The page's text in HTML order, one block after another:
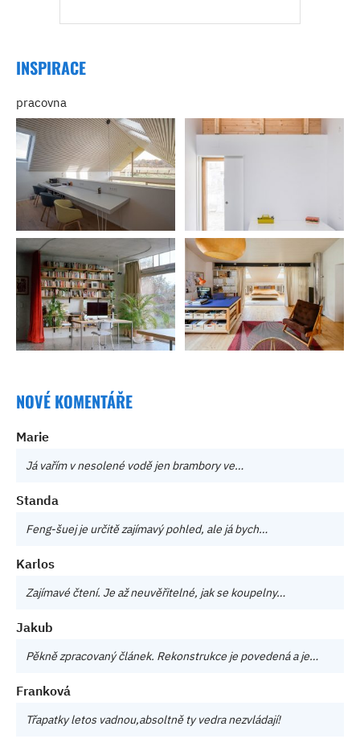
INSPIRACE
pracovna
NOVÉ KOMENTÁŘE
Marie
Já vařím v nesolené vodě jen brambory ve…
Standa
Feng-šuej je určitě zajímavý pohled, ale já bych…
Karlos
Zajímavé čtení. Je až neuvěřitelné, jak se koupelny…
Jakub
Pěkně zpracovaný článek. Rekonstrukce je povedená a je…
Franková
Třapatky letos vadnou,absoltně ty vedra nezvládají!